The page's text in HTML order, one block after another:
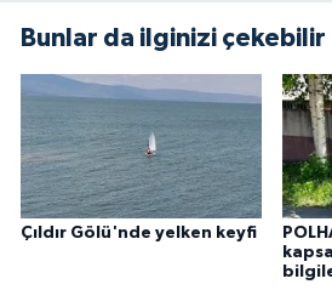
Bunlar da ilginizi çekebilir
Çıldır Gölü'nde yelken keyfi